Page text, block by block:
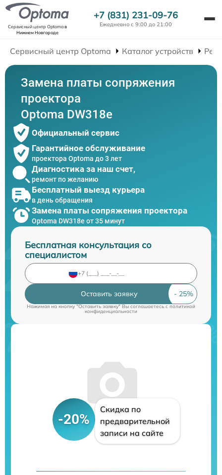
Сервисный центр Optomaв
Нижнем Новгороде
+7 (831) 231-09-76
Ежедневно с 9:00 до 21:00
Сервисный центр Optoma Каталог устройств
Замена платы сопряжения
проектора
Optoma DW318e
Официальный сервис
Гарантийное обслуживание
проектора Optoma до 3 лет
Диагностика за наш счет,
ремонт по желанию
Бесплатный выезд курьера
в день обращения
Замена платы сопряжения проектора
Optoma DW318e от 35 минут
Бесплатная консультация со
специалистом
Оставить заявку
Нажимая на кнопку "Оставить заявку" Вы соглашаетесь cполитикой
конфиденциальности
-20%
Скидка по
предварительной
записи на сайте